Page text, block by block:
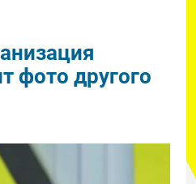
фото другого